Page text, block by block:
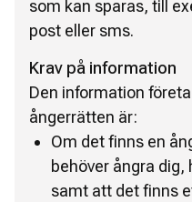
som kan sparas, till
post eller sms.
Krav på information
Den information
ångerrätten är:
Om det finns en
behöver ångra dig,
samt att det finns